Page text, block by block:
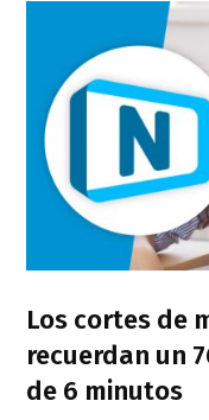
Los cortes de
recuerdan un
de 6 minutos